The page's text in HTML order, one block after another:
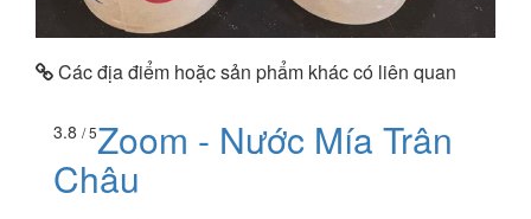
Các địa điểm hoặc sản phẩm khác có liên quan
3.8 / 5Zoom - Nước Mía Trân
Châu